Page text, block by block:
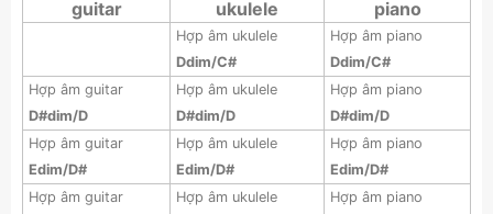
guitar
ukulele
piano
Hợp âm ukulele
Ddim/C#
Hợp âm piano
Ddim/C#
Hợp âm guitar
D#dim/D
Hợp âm ukulele
D#dim/D
Hợp âm piano
D#dim/D
Hợp âm guitar
Edim/D#
Hợp âm ukulele
Edim/D#
Hợp âm piano
Edim/D#
Hợp âm guitar
Hợp âm ukulele
Hợp âm piano